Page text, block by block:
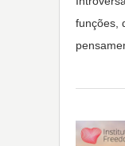
funções,